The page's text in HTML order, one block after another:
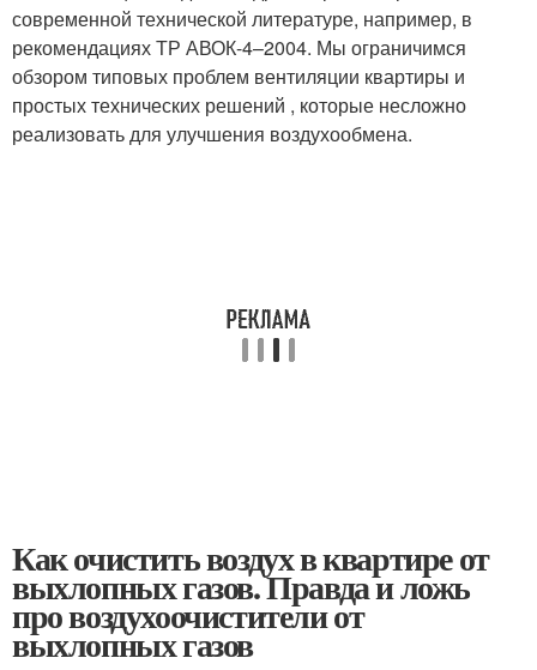
современной технической литературе, например, в
рекомендациях ТР АВОК-4–2004. Мы ограничимся
обзором типовых проблем вентиляции квартиры и
простых технических решений , которые несложно
реализовать для улучшения воздухообмена.
Как очистить воздух в квартире от
выхлопных газов. Правда и ложь
про воздухоочистители от
выхлопных газов